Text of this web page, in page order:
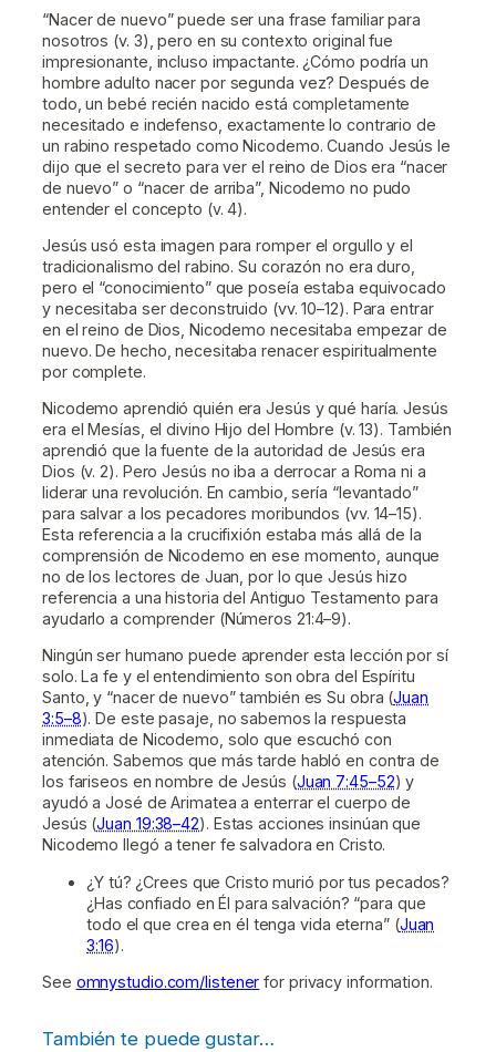
“Nacer de nuevo” puede ser una frase familiar para
nosotros (v. 3), pero en su contexto original fue
impresionante, incluso impactante. ¿Cómo podría un
hombre adulto nacer por segunda vez? Después de
todo, un bebé recién nacido está completamente
necesitado e indefenso, exactamente lo contrario de
un rabino respetado como Nicodemo. Cuando Jesús le
dijo que el secreto para ver el reino de Dios era “nacer
de nuevo” o “nacer de arriba”, Nicodemo no pudo
entender el concepto (v. 4).
Jesús usó esta imagen para romper el orgullo y el
tradicionalismo del rabino. Su corazón no era duro,
pero el “conocimiento” que poseía estaba equivocado
y necesitaba ser deconstruido (vv. 10–12). Para entrar
en el reino de Dios, Nicodemo necesitaba empezar de
nuevo. De hecho, necesitaba renacer espiritualmente
por complete.
Nicodemo aprendió quién era Jesús y qué haría. Jesús
era el Mesías, el divino Hijo del Hombre (v. 13). También
aprendió que la fuente de la autoridad de Jesús era
Dios (v. 2). Pero Jesús no iba a derrocar a Roma ni a
liderar una revolución. En cambio, sería “levantado”
para salvar a los pecadores moribundos (vv. 14–15).
Esta referencia a la crucifixión estaba más allá de la
comprensión de Nicodemo en ese momento, aunque
no de los lectores de Juan, por lo que Jesús hizo
referencia a una historia del Antiguo Testamento para
ayudarlo a comprender (Números 21:4–9).
Ningún ser humano puede aprender esta lección por sí
solo. La fe y el entendimiento son obra del Espíritu
Santo, y “nacer de nuevo” también es Su obra (Juan
3:5–8). De este pasaje, no sabemos la respuesta
inmediata de Nicodemo, solo que escuchó con
atención. Sabemos que más tarde habló en contra de
los fariseos en nombre de Jesús (Juan 7:45–52) y
ayudó a José de Arimatea a enterrar el cuerpo de
Jesús (Juan 19:38–42). Estas acciones insinúan que
Nicodemo llegó a tener fe salvadora en Cristo.
¿Y tú? ¿Crees que Cristo murió por tus pecados?
¿Has confiado en Él para salvación? “para que
todo el que crea en él tenga vida eterna” (Juan
3:16).
See omnystudio.com/listener for privacy information.
También te puede gustar…